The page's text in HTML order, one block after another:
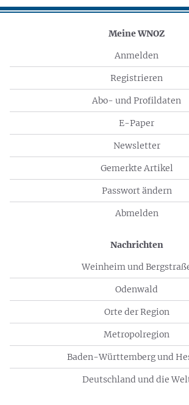
Meine WNOZ
Anmelden
Registrieren
Abo- und Profildaten
E-Paper
Newsletter
Gemerkte Artikel
Passwort ändern
Abmelden
Nachrichten
Weinheim und
Odenwald
Orte der Region
Metropolregion
Baden-Württemberg und
Deutschland und die